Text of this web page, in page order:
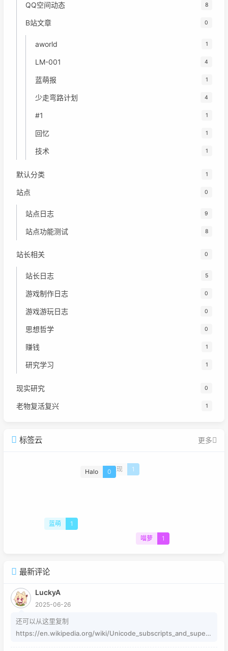
QQ空间动态 8
B站文章 0
aworld 1
LM-001 4
蓝萌报 1
少走弯路计划 4
#1 1
回忆 1
技术 1
默认分类 1
站点 0
站点日志 9
站点功能测试 8
站长相关 0
站长日志 5
游戏制作日志 0
游戏游玩日志 0
思想哲学 0
赚钱 1
研究学习 1
现实研究 0
老物复活复兴 1
标签云 更多
Halo 0
喵萝 1
重现
蓝萌 1
最新评论
LuckyA
2025-06-26
还可以从这里复制
https://en.wikipedia.org/wiki/Unicode_subscripts_and_supers